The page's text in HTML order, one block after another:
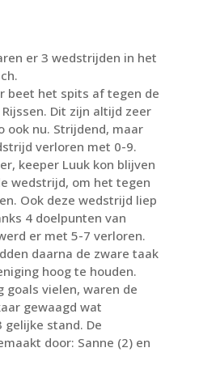
er 3 wedstrijden in het
beet het spits af tegen de
Dit zijn altijd zeer
ook nu. Strijdend, maar
verloren met 0-9.
keeper Luuk kon blijven
wedstrijd, om het tegen
Ook deze wedstrijd liep
4 doelpunten van
er met 5-7 verloren.
daarna de zware taak
hoog te houden.
goals vielen, waren de
gewaagd wat
stand. De
door: Sanne (2) en